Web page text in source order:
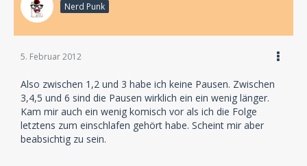
Nerd Punk
5. Februar 2012
Also zwischen 1,2 und 3 habe ich keine Pausen. Zwischen
3,4,5 und 6 sind die Pausen wirklich ein ein wenig länger.
Kam mir auch ein wenig komisch vor als ich die Folge
letztens zum einschlafen gehört habe. Scheint mir aber
beabsichtig zu sein.